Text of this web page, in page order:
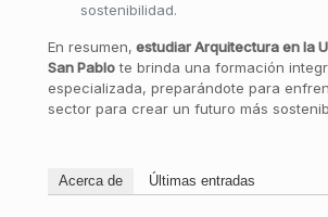
sostenibilidad.
En resumen, estudiar Arquitectura en la
San Pablote brinda una formación
especializada, preparándote para
sector para crear un futuro más
Acerca de Últimas entradas